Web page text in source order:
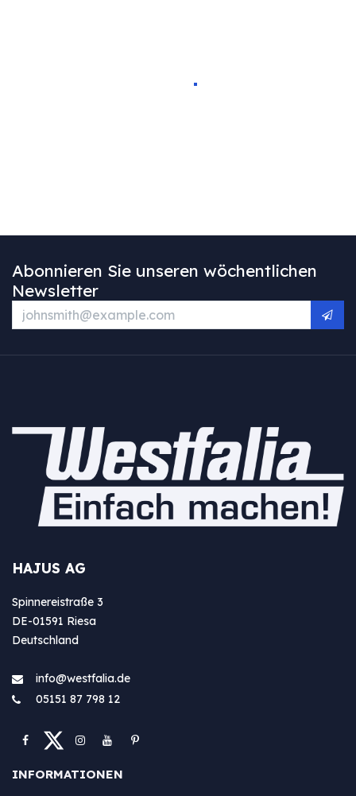
Abonnieren Sie unseren wöchentlichen
Newsletter
HAJUS AG
Spinnereistraße 3
DE-01591 Riesa
Deutschland
info@westfa​lia.de
05151 87 798 12
INFORMATIONEN